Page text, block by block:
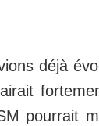
déjà
pourrait